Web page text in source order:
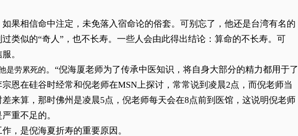
果相信命中注定，未免落入宿命论的俗套。可别忘了，他还是台湾有名的
类似的“奇人”，也不长寿。一些人会由此得出结论：算命的不长寿。可
。
是劳累死的。“倪海厦老师为了传承中医知识，将自身大部分的精力都用于了
恩在硅谷时经常和倪老师在MSN上探讨，常常说到凌晨2点，而倪老师当
来算，那时佛州是凌晨5点，倪老师每天会在8点前到医馆，这说明倪老师
重不足的。
，是倪海夏折寿的重要原因。